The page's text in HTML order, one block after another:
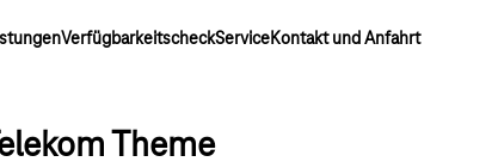
VerfügbarkeitscheckServiceKontakt und Anfahrt
Theme